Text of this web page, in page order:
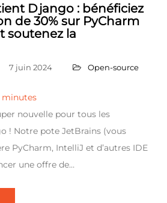
Django : bénéficiez
de 30% sur PyCharm
soutenez la
7 juin 2024 Open-source
minutes
nouvelle pour tous les
! Notre pote JetBrains (vous
PyCharm, IntelliJ et d’autres IDE
une offre de…